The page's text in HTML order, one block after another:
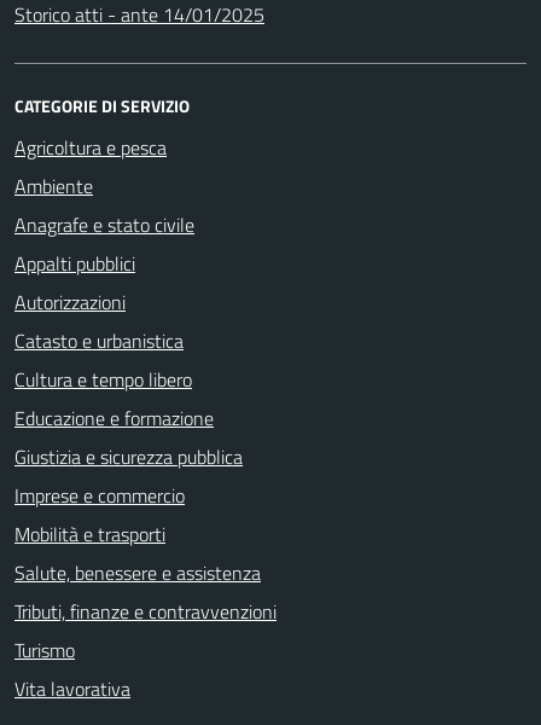
Storico atti - ante 14/01/2025
CATEGORIE DI SERVIZIO
Agricoltura e pesca
Ambiente
Anagrafe e stato civile
Appalti pubblici
Autorizzazioni
Catasto e urbanistica
Cultura e tempo libero
Educazione e formazione
Giustizia e sicurezza pubblica
Imprese e commercio
Mobilità e trasporti
Salute, benessere e assistenza
Tributi, finanze e contravvenzioni
Turismo
Vita lavorativa